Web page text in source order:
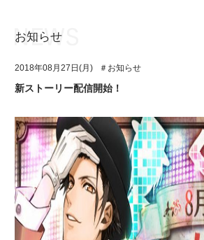
アプリゲーム
イベント・キャンペーン
ミュージック
グッズ・本
ユニット&キャラクター
アプリゲーム
イベント・キャンペーン
ミュージック
お知らせ
2018年08月27日(月) ＃お知らせ
新ストーリー配信開始！